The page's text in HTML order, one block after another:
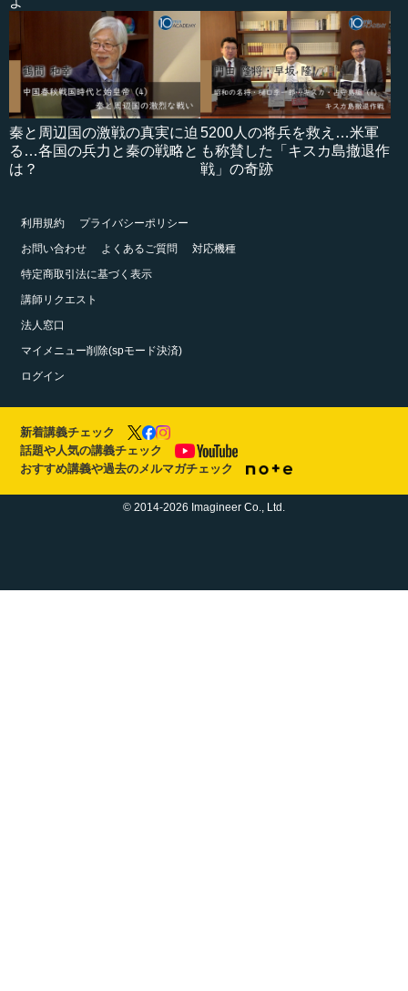
秦と周辺国の激戦の真実に迫
る…各国の兵力と秦の戦略と
は？
5200人の将兵を救え…米軍
も称賛した「キスカ島撤退作
戦」の奇跡
利用規約
プライバシーポリシー
お問い合わせ
よくあるご質問
対応機種
特定商取引法に基づく表示
講師リクエスト
法人窓口
マイメニュー削除(spモード決済)
ログイン
新着講義チェック
話題や人気の講義チェック
おすすめ講義や過去のメルマガチェック
© 2014-2026 Imagineer Co., Ltd.